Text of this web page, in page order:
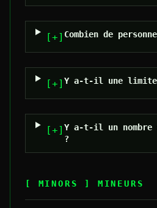
[+] Combien de
[+] Y a-t-il une limite
[+] Y a-t-il un
?
[ MINORS ] MINEURS